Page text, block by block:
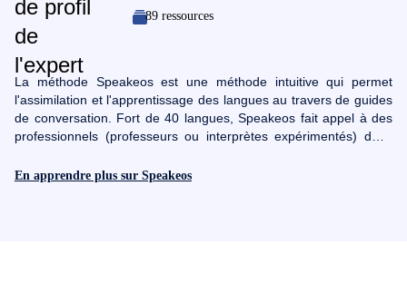
89 ressources
La méthode Speakeos est une méthode intuitive qui permet
l'assimilation et l'apprentissage des langues au travers de guides
de conversation. Fort de 40 langues, Speakeos fait appel à des
professionnels (professeurs ou interprètes expérimentés) dans
Son objectif : vous enseigner rapidement la langue telle qu'elle
En apprendre plus sur Speakeos